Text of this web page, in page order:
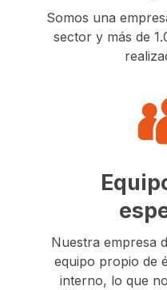
Somos una
sector y más de
Nuestra empresa
equipo propio de
interno, lo que